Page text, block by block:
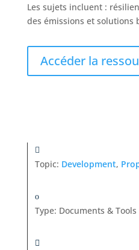
Les sujets incluent :
des émissions et solutions
Accéder la
Topic: Development,
Type: Documents & Tools